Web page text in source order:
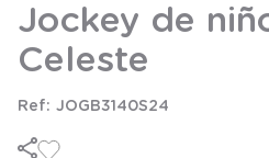
Jockey de
Celeste
JOGB3140S24
4.
body
5.
panty
6.
manta
7.